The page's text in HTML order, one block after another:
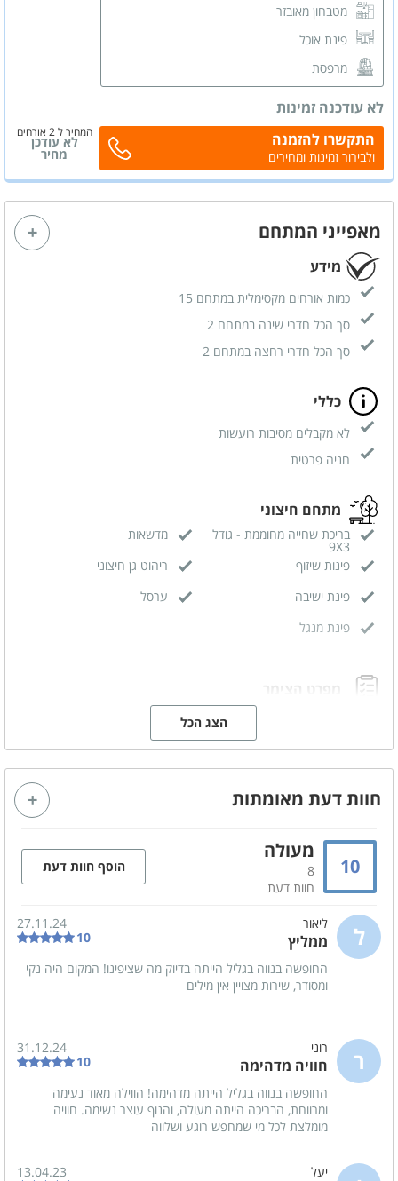
מטבחון מאובזר
פינת אוכל
מרפסת
מזגן
שידות לאחסון
חדר רחצה פרטי
המחיר ל 2 אורחים
לא עודכנה זמינות
לא עודכן
מחיר
התקשרו להזמנה
ולבירור זמינות ומחירים
מאפייני המתחם
מידע
כמות אורחים מקסימלית במתחם 15
סך הכל חדרי שינה במתחם 2
סך הכל חדרי רחצה במתחם 2
כללי
לא מקבלים מסיבות רועשות
חניה פרטית
מתחם חיצוני
בריכת שחייה מחוממת - גודל
9X3
מדשאות
פינות שיזוף
ריהוט גן חיצוני
פינת ישיבה
ערסל
פינת מנגל
מפרט הצימר
מזגן
שידות לאחסון
גקוזי זוגי
חיבור לערוצי yes
אינטרנט אלחוטי (WI-FI)
קהל יעד
משפחות
ימי הולדת
ציבור דתי
כיריים חשמליות
הצג הכל
חוות דעת מאומתות
10
מעולה
8
חוות דעת
הוסף חוות דעת
ל ליאור
ממליץ
27.11.24
10
החופשה בנווה בגליל הייתה בדיוק מה שציפינו! המקום היה נקי
ומסודר, שירות מצויין אין מילים
ר רוני
חוויה מדהימה
31.12.24
10
החופשה בנווה בגליל הייתה מדהימה! הווילה מאוד נעימה
ומרווחת, הבריכה הייתה מעולה, והנוף עוצר נשימה. חוויה
מומלצת לכל מי שמחפש רוגע ושלווה
יעל
13.04.23